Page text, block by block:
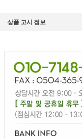
상품 고시 정보